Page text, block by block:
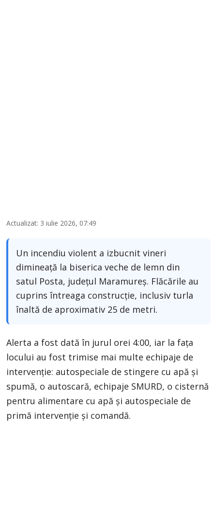
Actualizat: 3 iulie 2026, 07:49
Un incendiu violent a izbucnit vineri
dimineață la biserica veche de lemn din
satul Posta, județul Maramureș. Flăcările au
cuprins întreaga construcție, inclusiv turla
înaltă de aproximativ 25 de metri.
Alerta a fost dată în jurul orei 4:00, iar la fața
locului au fost trimise mai multe echipaje de
intervenție: autospeciale de stingere cu apă și
spumă, o autoscară, echipaje SMURD, o cisternă
pentru alimentare cu apă și autospeciale de
primă intervenție și comandă.